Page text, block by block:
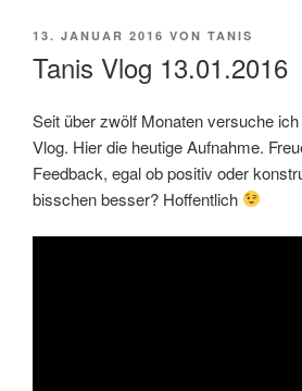
VERÖFFENTLICHT
13. JANUAR 2016 VON TANIS
Tanis Vlog 13.01.2016
Seit über zwölf Monaten versuche
Vlog. Hier die heutige Aufnahme.
Feedback, egal ob positiv oder
bisschen besser? Hoffentlich